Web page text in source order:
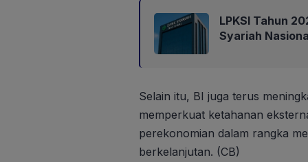
LPKSI Tahun
Syariah
Selain itu, BI juga terus
memperkuat ketahanan
perekonomian dalam rangka
berkelanjutan. (CB)